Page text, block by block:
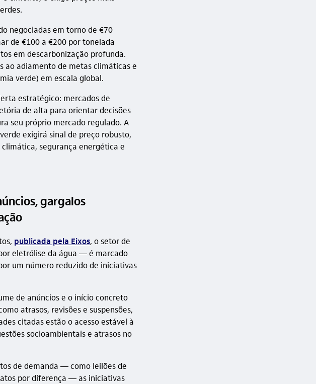
negociadas em torno de €70
de €100 a €200 por tonelada
em descarbonização profunda.
ao adiamento de metas climáticas e
verde) em escala global.
estratégico: mercados de
de alta para orientar decisões
seu próprio mercado regulado. A
exigirá sinal de preço robusto,
segurança energética e
gargalos
publicada pela Eixos, o setor de
eletrólise da água — é marcado
um número reduzido de iniciativas
de anúncios e o início concreto
atrasos, revisões e suspensões,
citadas estão o acesso estável à
socioambientais e atrasos no
de demanda — como leilões de
por diferença — as iniciativas